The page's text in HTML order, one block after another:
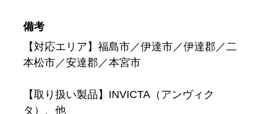
備考
【対応エリア】福島市／伊達市／伊達郡／二
本松市／安達郡／本宮市
【取り扱い製品】INVICTA（アンヴィク
タ）、他